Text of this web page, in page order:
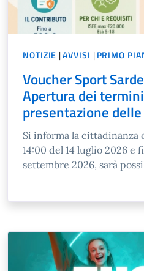
NOTIZIE |AVVISI |PRIMO
Voucher Sport
Apertura dei
presentazione
Si informa la cittadinanza
14:00 del 14 luglio 2026 e
settembre 2026, sarà